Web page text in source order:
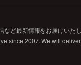
など最新情報をお届けいたし
since 2007. We will deliver